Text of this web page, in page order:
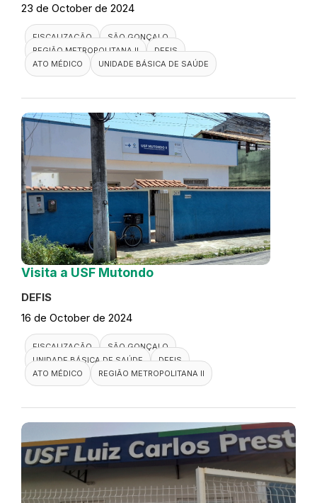
23 de October de 2024
FISCALIZAÇÃO
SÃO GONÇALO
REGIÃO METROPOLITANA II
DEFIS
ATO MÉDICO
UNIDADE BÁSICA DE SAÚDE
Visita a USF Mutondo
DEFIS
16 de October de 2024
FISCALIZAÇÃO
SÃO GONÇALO
UNIDADE BÁSICA DE SAÚDE
DEFIS
ATO MÉDICO
REGIÃO METROPOLITANA II